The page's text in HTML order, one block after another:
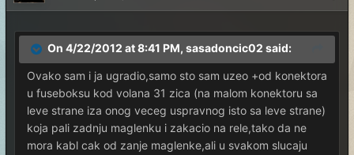
On 4/22/2012 at 8:41 PM, sasadoncic02 said:
Ovako sam i ja ugradio,samo sto sam uzeo +od konektora
u fuseboksu kod volana 31 zica (na malom konektoru sa
leve strane iza onog veceg uspravnog isto sa leve strane)
koja pali zadnju maglenku i zakacio na rele,tako da ne
mora kabl cak od zanje maglenke,ali u svakom slucaju